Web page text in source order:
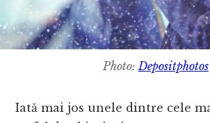
Photo:Depositphotos
Iată mai jos unele dintre cele